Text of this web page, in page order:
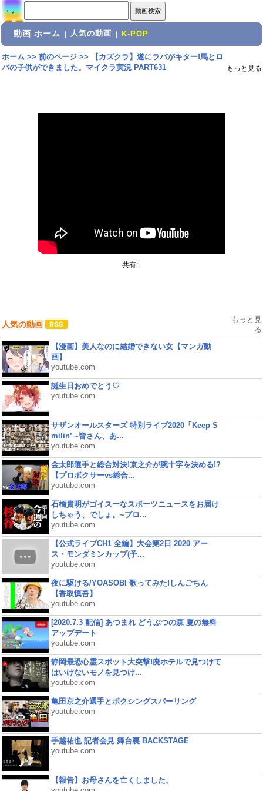
動画 ホーム 人気の動画 K-POP
ホーム>> 前のページ>>
【カズクラ】遂にラバがキター!馬とロ
バの子供ができました。マイクラ実況 PART631
もっと見る
共有:
人気の動画
もっと見
る
【漫画】美人なのに結婚できない女【マンガ動
画】
youtube.com
誕生日おめでとう♡
youtube.com
サザンオールスターズ 特別ライブ2020「Keep S
milin’ ~皆さん、あ...
youtube.com
金太郎選手と総合対決!京之介が腕十字を決める!?
【プロボクサーvs総合...
youtube.com
石橋貴明がゴイスーなスポーツニュースをお届け
しちゃう、でしょ。~プロ...
youtube.com
【公式ライブCH1 全編】大会第2日 2020 アー
ス・モンダミンカップ(予...
youtube.com
夜に駆ける/YOASOBI 歌ってみた!しんごちん
【香取慎吾】
youtube.com
[2020.7.3 配信] あつまれ どうぶつの森 夏の無料
アップデート
youtube.com
静岡最恐心霊スポット大突撃!廃ホテルで見つけて
はいけないモノを見つけ...
youtube.com
亀田京之介選手とボクシングスパーリング
youtube.com
手越祐也 記者会見 舞台裏 BACKSTAGE
youtube.com
【報告】お母さんを亡くしました。